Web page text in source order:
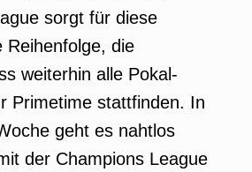
sorgt für diese
Reihenfolge, die
weiterhin alle Pokal-
Primetime stattfinden. In
geht es nahtlos
der Champions League